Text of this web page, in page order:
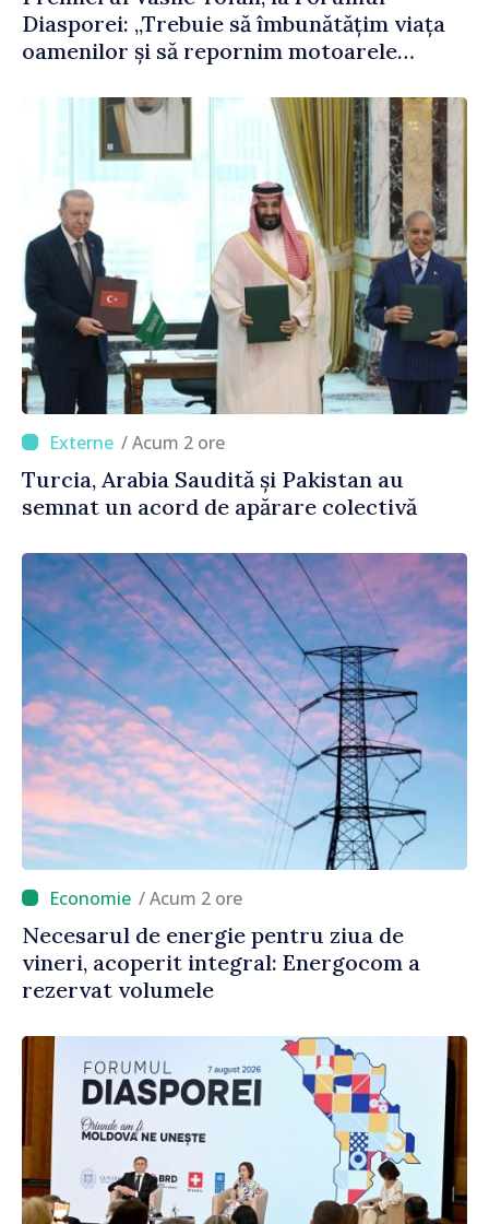
Diasporei: „Trebuie să îmbunătățim viața
oamenilor și să repornim motoarele
/ Acum 2 ore
Turcia, Arabia Saudită și Pakistan au
semnat un acord de apărare colectivă
/ Acum 2 ore
Necesarul de energie pentru ziua de
vineri, acoperit integral: Energocom a
rezervat volumele